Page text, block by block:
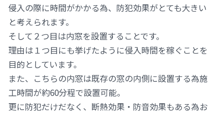
侵入の際に時間がかかる為、防犯効果がとても大きい
と考えられます。
そして２つ目は内窓を設置することです。
理由は１つ目にも挙げたように侵入時間を稼ぐことを
目的としています。
また、こちらの内窓は既存の窓の内側に設置する為施
工時間が約60分程で設置可能。
更に防犯だけだなく、断熱効果・防音効果もある為お